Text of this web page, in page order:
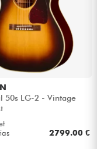
50s LG-2 - Vintage
2799.00 €